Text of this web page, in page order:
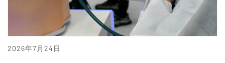
2026年7月24日